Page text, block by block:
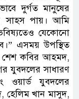
দুর্গত মানুষের
সাহস পায়। আমি
যেকোনো
এসময় উপস্থিত
শেশ কবির আহমদ,
যুবদলের সাধারণ
ওয়ার্ড যুবদলের
খান মাসুদ,